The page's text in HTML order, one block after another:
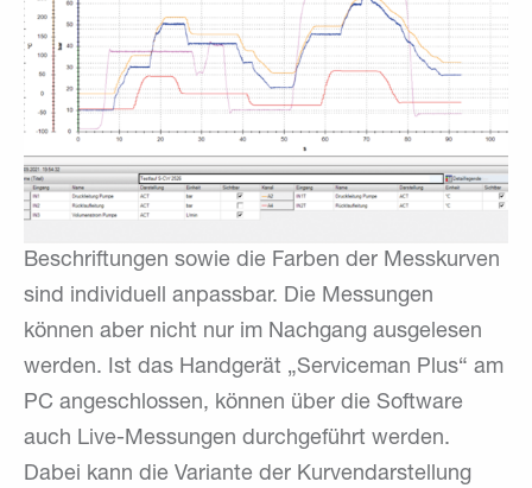
Beschriftungen sowie die Farben der Messkurven
sind individuell anpassbar. Die Messungen
können aber nicht nur im Nachgang ausgelesen
werden. Ist das Handgerät „Serviceman Plus“ am
PC angeschlossen, können über die Software
auch Live-Messungen durchgeführt werden.
Dabei kann die Variante der Kurvendarstellung